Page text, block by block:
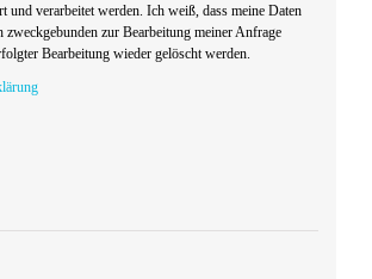
und verarbeitet werden. Ich weiß, dass meine Daten
zweckgebunden zur Bearbeitung meiner Anfrage
Bearbeitung wieder gelöscht werden.